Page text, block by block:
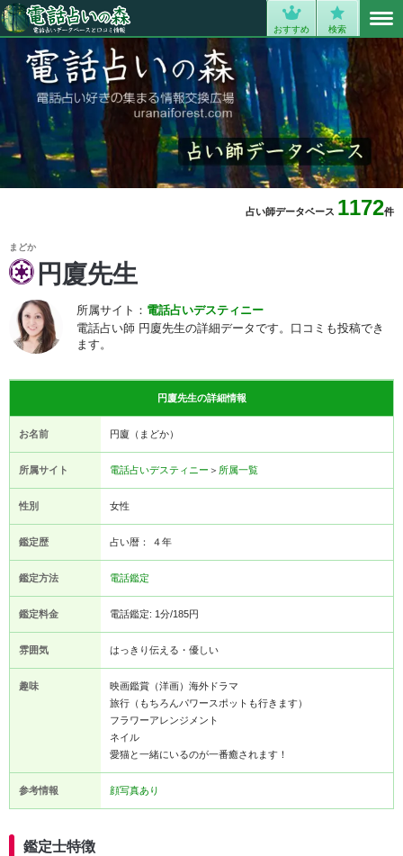
おすすめ 検索
占い師データベース 1172件
まどか
円廈先生
所属サイト： 電話占いデスティニー
電話占い師 円廈先生の詳細データです。口コミも投稿でき
ます。
円廈先生の詳細情報
お名前 円廈（まどか）
所属サイト 電話占いデスティニー ＞ 所属一覧
性別 女性
鑑定歴 占い暦： ４年
鑑定方法 電話鑑定
鑑定料金 電話鑑定: 1分/185円
雰囲気 はっきり伝える・優しい
趣味
映画鑑賞（洋画）海外ドラマ
旅行（もちろんパワースポットも行きます）
フラワーアレンジメント
ネイル
愛猫と一緒にいるのが一番癒されます！
参考情報 顔写真あり
鑑定士特徴